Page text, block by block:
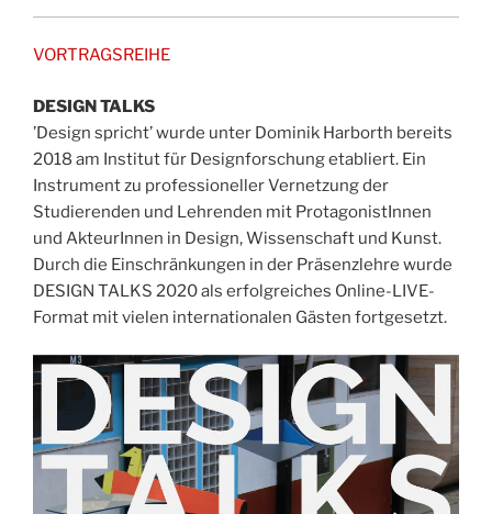
VORTRAGSREIHE
DESIGN TALKS
’Design spricht’ wurde unter Dominik Harborth bereits
2018 am Institut für Designforschung etabliert. Ein
Instrument zu professioneller Vernetzung der
Studierenden und Lehrenden mit ProtagonistInnen
und AkteurInnen in Design, Wissenschaft und Kunst.
Durch die Einschränkungen in der Präsenzlehre wurde
DESIGN TALKS 2020 als erfolgreiches Online-LIVE-
Format mit vielen internationalen Gästen fortgesetzt.